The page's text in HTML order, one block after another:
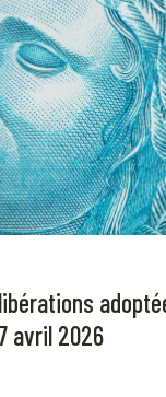
avril 2026